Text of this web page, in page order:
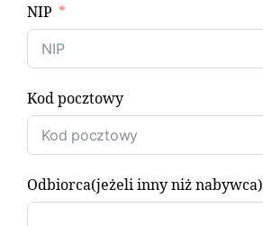
NIP
Kod pocztowy
Odbiorca(jeżeli inny niż nabywca)